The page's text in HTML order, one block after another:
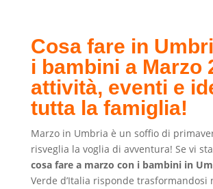
Cosa fare in
i bambini a Marzo
attività, eventi e
tutta la famiglia!
Marzo in Umbria è un soffio di
risveglia la voglia di avventura! Se vi
cosa fare a marzo con i bambini in
Verde d’Italia risponde trasformandosi